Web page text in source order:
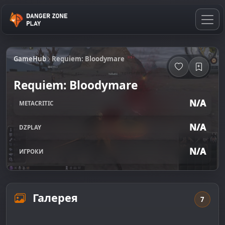
GameHub Requiem: Bloodymare
Requiem: Bloodymare
METACRITIC N/A
DZPLAY N/A
ИГРОКИ N/A
Галерея 7